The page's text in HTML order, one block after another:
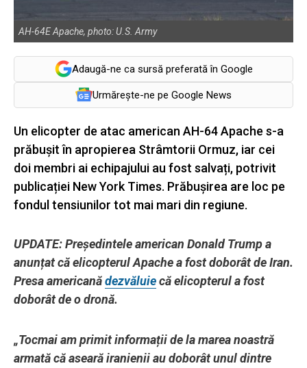
AH-64E Apache, photo: U.S. Army
Adaugă-ne ca sursă preferată în Google
Urmărește-ne pe Google News
Un elicopter de atac american AH-64 Apache s-a
prăbușit în apropierea Strâmtorii Ormuz, iar cei
doi membri ai echipajului au fost salvați, potrivit
publicației New York Times. Prăbușirea are loc pe
fondul tensiunilor tot mai mari din regiune.
UPDATE: Președintele american Donald Trump a
anunțat că elicopterul Apache a fost doborât de Iran.
Presa americanădezvăluiecă elicopterul a fost
doborât de o dronă.
„Tocmai am primit informații de la marea noastră
armată că aseară iranienii au doborât unul dintre